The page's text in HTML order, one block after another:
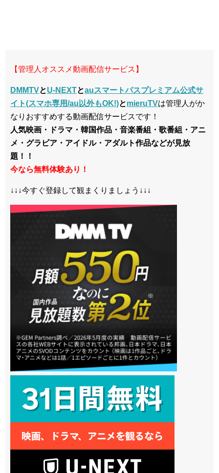
【管理人オススメ動画配信サービス】
DMMTVとU-NEXTとauスマートパスプレミアム公式サ
イト(スマホ専用/au以外もOK!)とmieruTVは管理人がか
なりおすすめする動画配信サービスです！
人気映画・ドラマ・韓国作品・音楽番組・歌番組・アニ
メ・グラビア・アイドル・アダルト作品などが見放
題！！
今なら無料体験あり！
↓↓↓今すぐ登録して観まくりましょう↓↓↓